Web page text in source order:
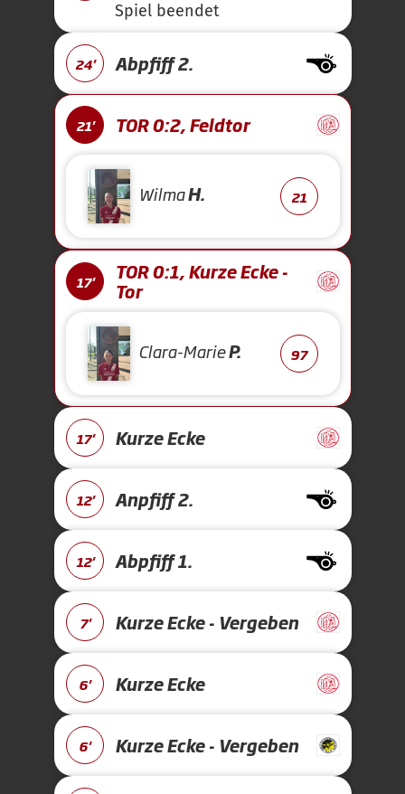
Spiel beendet
24' Abpfiff 2.
21' TOR 0:2, Feldtor
WilmaH. 21
17'
TOR 0:1, Kurze Ecke -
Tor
Clara-MarieP. 97
17' Kurze Ecke
12' Anpfiff 2.
12' Abpfiff 1.
7' Kurze Ecke - Vergeben
6' Kurze Ecke
6' Kurze Ecke - Vergeben